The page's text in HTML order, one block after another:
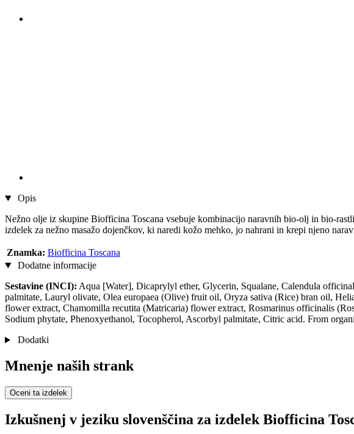
Opis
Nežno olje iz skupine Biofficina Toscana vsebuje kombinacijo naravnih bio-olj in bio-
izdelek za nežno masažo dojenčkov, ki naredi kožo mehko, jo nahrani in krepi njeno
Znamka: Biofficina Toscana
Dodatne informacije
Sestavine (INCI): Aqua [Water], Dicaprylyl ether, Glycerin, Squalane, Calendula
palmitate, Lauryl olivate, Olea europaea (Olive) fruit oil, Oryza sativa (Rice) bran oil,
flower extract, Chamomilla recutita (Matricaria) flower extract, Rosmarinus officinalis
Sodium phytate, Phenoxyethanol, Tocopherol, Ascorbyl palmitate, Citric acid. From
Dodatki
Mnenje naših strank
Oceni ta izdelek
Izkušnenj v jeziku slovenščina za izdelek Biofficina